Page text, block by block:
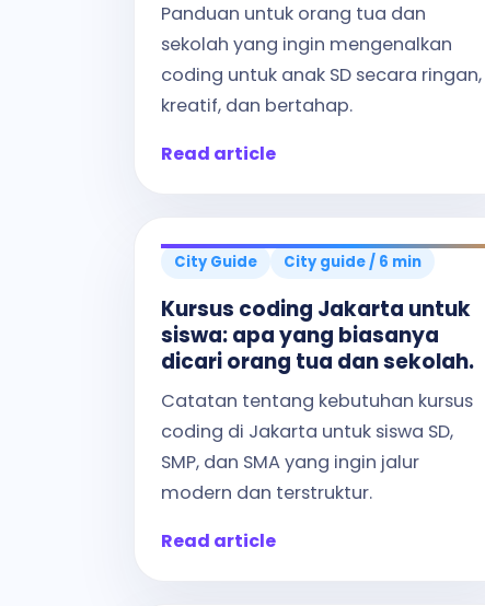
Panduan untuk orang tua dan
sekolah yang ingin mengenalkan
coding untuk anak SD secara ringan,
kreatif, dan bertahap.
Read article
City Guide City guide / 6 min
Kursus coding Jakarta untuk
siswa: apa yang biasanya
dicari orang tua dan sekolah.
Catatan tentang kebutuhan kursus
coding di Jakarta untuk siswa SD,
SMP, dan SMA yang ingin jalur
modern dan terstruktur.
Read article